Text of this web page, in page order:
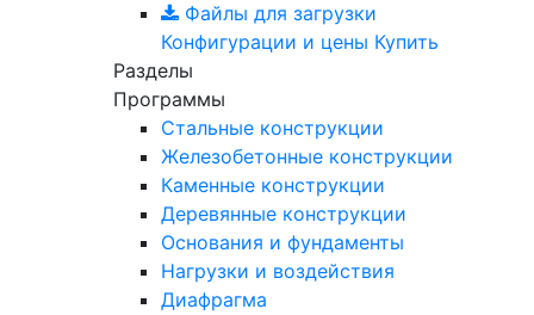
Файлы для загрузки
Конфигурации и цены Купить
Разделы
Программы
Стальные конструкции
Железобетонные конструкции
Каменные конструкции
Деревянные конструкции
Основания и фундаменты
Нагрузки и воздействия
Диафрагма